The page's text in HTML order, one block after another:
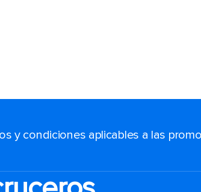
y condiciones aplicables a las